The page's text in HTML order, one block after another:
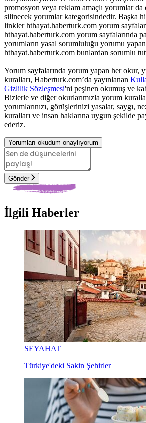
promosyon veya reklam amaçlı yorumlar
silinecek yorumlar kategorisindedir. Başka
linkler hthayat.haberturk.com yorum
hthayat.haberturk.com yorum sayfalarında
yorumların yasal sorumluluğu yorumu
hthayat.haberturk.com bunlardan sorumlu
Yorum sayfalarında yorum yapan her okur,
kuralları, Haberturk.com’da yayınlanan
Gizlilik Sözleşmesi'ni peşinen okumuş ve
Bizlerle ve diğer okurlarımızla yorum
yorumlarınızı, görüşlerinizi yasalar, saygı,
kuralları ve insan haklarına uygun şekilde
ederiz.
Yorumları okudum onaylıyorum
Gönder
İlgili Haberler
SEYAHAT
Türkiye'deki Sakin Şehirler